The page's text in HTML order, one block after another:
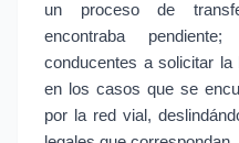
un proceso de
encontraba
conducentes a solicitar
en los casos que se
por la red vial,